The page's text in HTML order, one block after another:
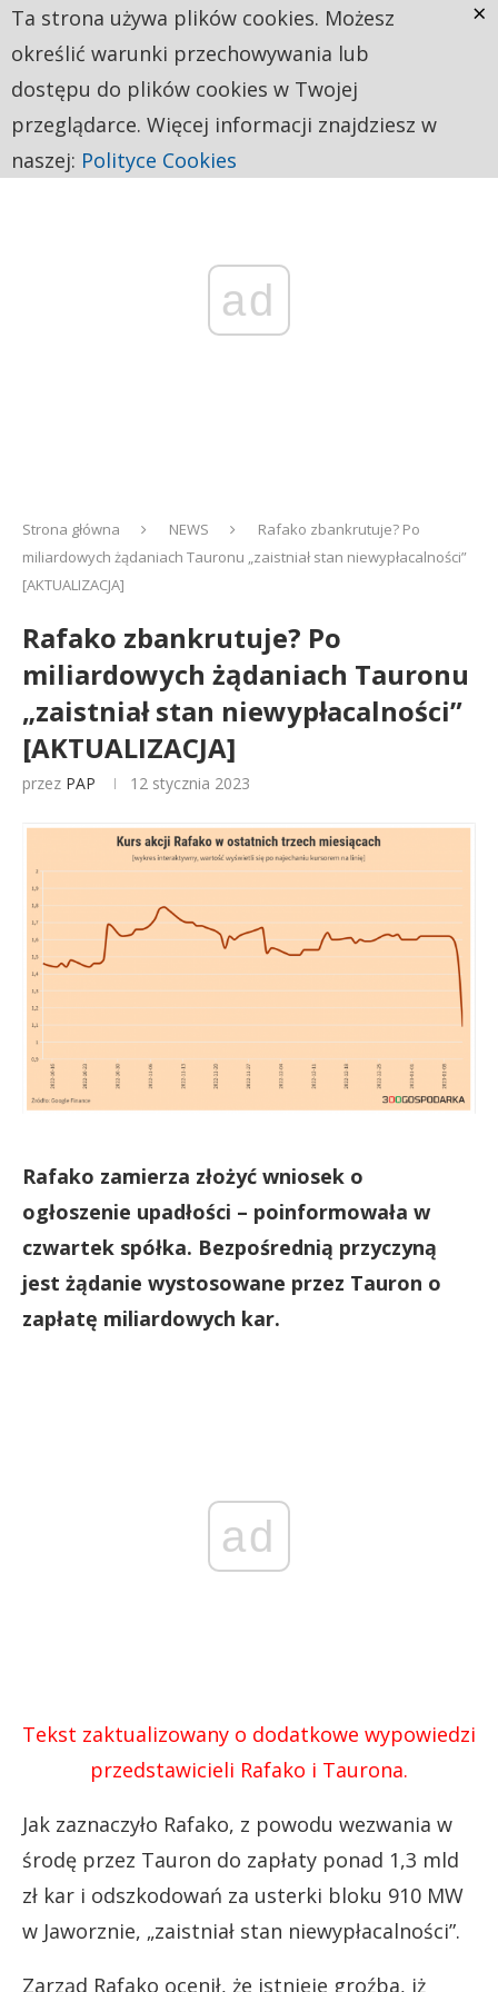
ad
Strona główna NEWS
Rafako zbankrutuje? Po
miliardowych żądaniach Tauronu „zaistniał stan niewypłacalności”
[AKTUALIZACJA]
Rafako zbankrutuje? Po
miliardowych żądaniach Tauronu
„zaistniał stan niewypłacalności”
[AKTUALIZACJA]
przez PAP 12 stycznia 2023
Rafako zamierza złożyć wniosek o
ogłoszenie upadłości – poinformowała w
czwartek spółka. Bezpośrednią przyczyną
jest żądanie wystosowane przez Tauron o
zapłatę miliardowych kar.
ad
Tekst zaktualizowany o dodatkowe wypowiedzi
przedstawicieli Rafako i Taurona.
Jak zaznaczyło Rafako, z powodu wezwania w
środę przez Tauron do zapłaty ponad 1,3 mld
zł kar i odszkodowań za usterki bloku 910 MW
w Jaworznie, „zaistniał stan niewypłacalności”.
Zarząd Rafako ocenił, że istnieje groźba, iż
Ta strona używa plików cookies. Możesz
określić warunki przechowywania lub
dostępu do plików cookies w Twojej
przeglądarce. Więcej informacji znajdziesz w
naszej: Polityce Cookies
×